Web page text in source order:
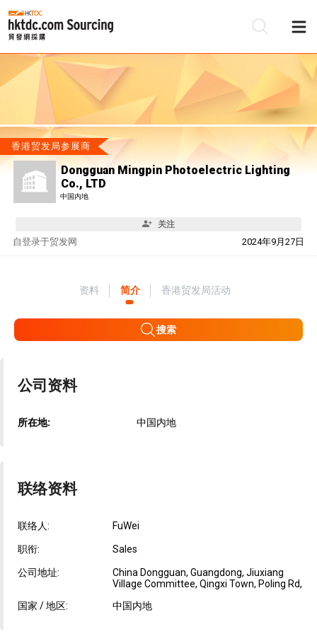
香港贸发局参展商
Dongguan Mingpin Photoelectric Lighting
Co., LTD
中国内地
关注
自 2024年9月27日
登录于贸发网
资料 简介 香港贸发局活动
搜索
公司资料
所在地: 中国内地
联络资料
联络人: FuWei
职衔: Sales
公司地址:
China Dongguan, Guangdong, Jiuxiang
Village Committee, Qingxi Town, Poling Rd,
国家 / 地区:
中国内地